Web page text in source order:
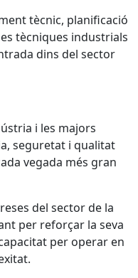
tècnic, planificació
tècniques industrials
dins del sector
i les majors
seguretat i qualitat
vegada més gran
del sector de la
per reforçar la seva
per operar en